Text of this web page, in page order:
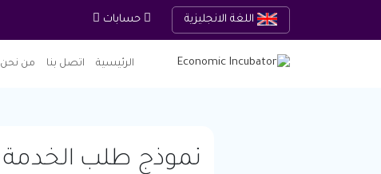
حسابات
الرئيسية اتصل بنا من نحن
نموذج طلب الخدمة